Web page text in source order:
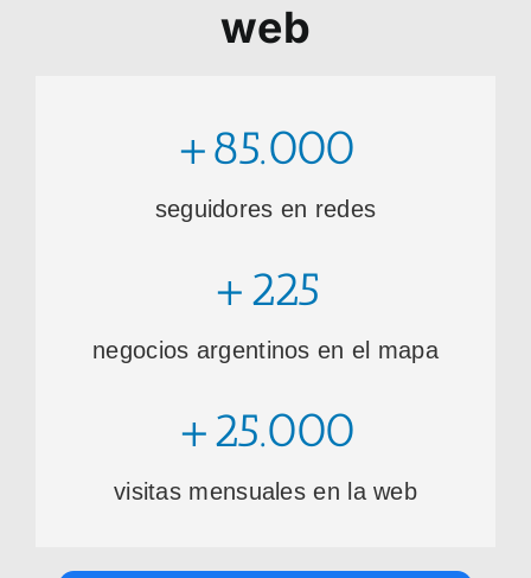
web
+85.000
seguidores en redes
+225
negocios argentinos en el mapa
+25.000
visitas mensuales en la web